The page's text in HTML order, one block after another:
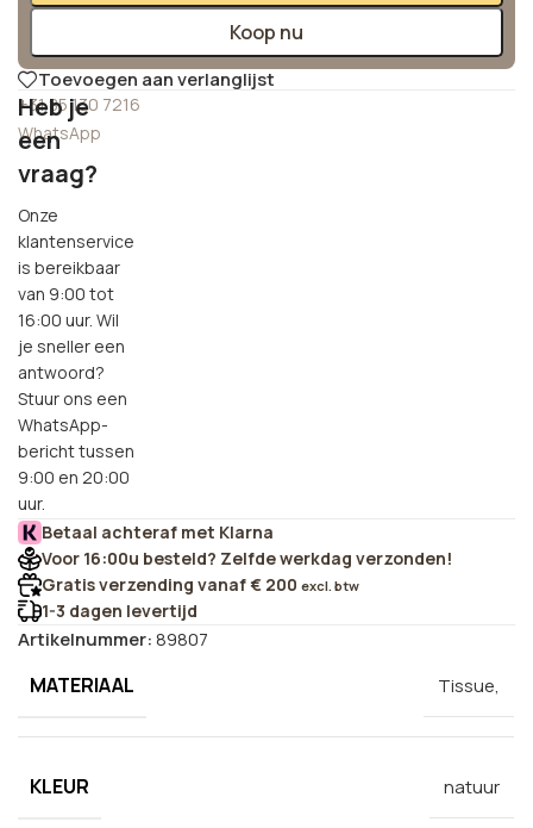
Koop nu
Toevoegen aan verlanglijst
+31 85 130 7216
WhatsApp
Heb je
een
vraag?
Onze
klantenservice
is bereikbaar
van 9:00 tot
16:00 uur. Wil
je sneller een
antwoord?
Stuur ons een
WhatsApp-
bericht tussen
9:00 en 20:00
uur.
Betaal achteraf met Klarna
Voor 16:00u besteld? Zelfde werkdag verzonden!
Gratis verzending vanaf € 200 excl. btw
1-3 dagen levertijd
Artikelnummer:89807
MATERIAAL Tissue,
KLEUR natuur